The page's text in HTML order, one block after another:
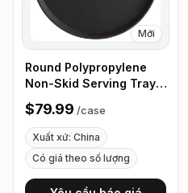
Mới
Round Polypropylene
Non-Skid Serving Tray,
16" Black - Case of 12
$79.99 /case
Xuất xứ: China
Có giá theo số lượng